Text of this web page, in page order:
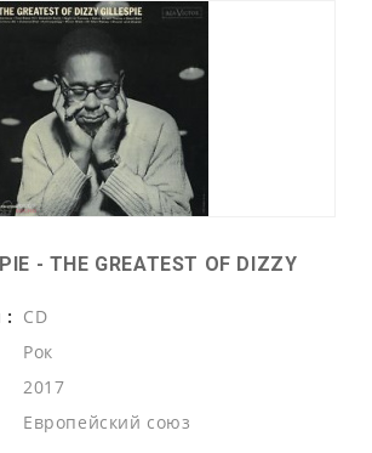
- THE GREATEST OF DIZZY
: CD
Рок
2017
Европейский союз